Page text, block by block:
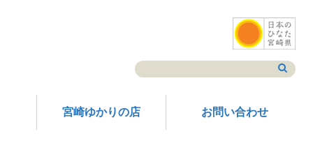
宮崎ゆかりの店 お問い合わせ